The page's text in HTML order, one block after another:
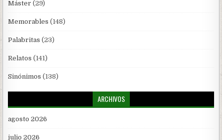
Máster (29)
Memorables (148)
Palabritas (23)
Relatos (141)
Sinónimos (138)
ARCHIVOS
agosto 2026
julio 2026